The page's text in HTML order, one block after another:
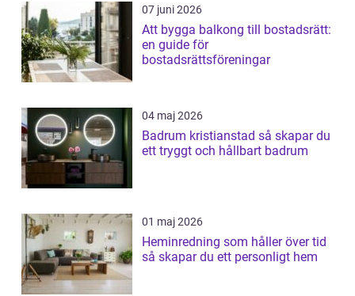
07 juni 2026
Att bygga balkong till bostadsrätt:
en guide för
bostadsrättsföreningar
04 maj 2026
Badrum kristianstad så skapar du
ett tryggt och hållbart badrum
01 maj 2026
Heminredning som håller över tid
så skapar du ett personligt hem